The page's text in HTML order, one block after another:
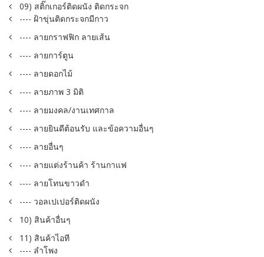
09) สติ๊กเกอร์ติดผนัง ติดกระจก
---- ฝ้าขุ่นติดกระจกมีกาว
---- ลายกราฟฟิก ลายเส้น
---- ลายการ์ตูน
---- ลายดอกไม้
---- ลายภาพ 3 มิติ
---- ลายมงคล/งานเทศกาล
---- ลายยินดีต้อนรับ และข้อความอื่นๆ
---- ลายอื่นๆ
---- ลายแต่งร้านค้า ร้านกาแฟ
---- ลายโทนขาวดำ
---- วอลเปเปอร์ติดผนัง
10) สินค้าอื่นๆ
11) สินค้าไอที
---- ลำโพง